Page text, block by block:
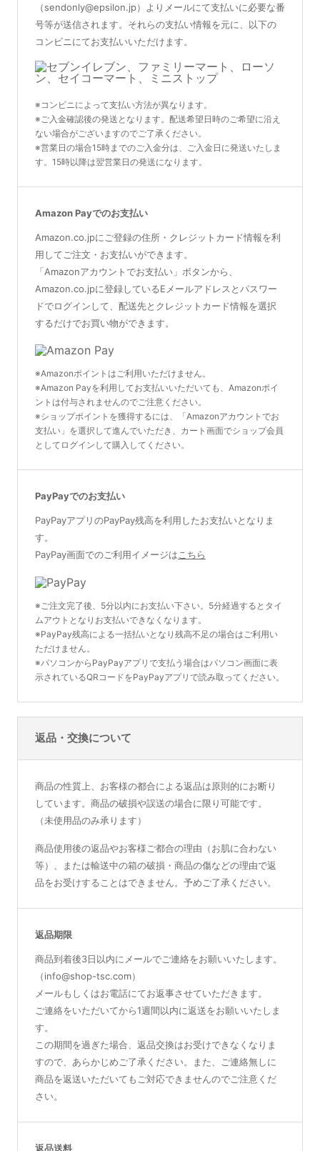
（sendonly@epsilon.jp）よりメールにて支払いに必要な番
号等が送信されます。それらの支払い情報を元に、以下の
コンビニにてお支払いいただけます。
※コンビニによって支払い方法が異なります。
※ご入金確認後の発送となります。配送希望日時のご希望に沿え
ない場合がございますのでご了承ください。
※営業日の場合15時までのご入金分は、ご入金日に発送いたしま
す。15時以降は翌営業日の発送になります。
Amazon Payでのお支払い
Amazon.co.jpにご登録の住所・クレジットカード情報を利
用してご注文・お支払いができます。
「Amazonアカウントでお支払い」ボタンから、
Amazon.co.jpに登録しているEメールアドレスとパスワー
ドでログインして、配送先とクレジットカード情報を選択
するだけでお買い物ができます。
※Amazonポイントはご利用いただけません。
※Amazon Payを利用してお支払いいただいても、Amazonポイ
ントは付与されませんのでご注意ください。
※ショップポイントを獲得するには、「Amazonアカウントでお
支払い」を選択して進んでいただき、カート画面でショップ会員
としてログインして購入してください。
PayPayでのお支払い
PayPayアプリのPayPay残高を利用したお支払いとなりま
す。
PayPay画面でのご利用イメージは こちら
※ご注文完了後、5分以内にお支払い下さい。5分経過するとタイ
ムアウトとなりお支払いできなくなります。
※PayPay残高による一括払いとなり残高不足の場合はご利用い
ただけません。
※パソコンからPayPayアプリで支払う場合はパソコン画面に表
示されているQRコードをPayPayアプリで読み取ってください。
返品・交換について
商品の性質上、お客様の都合による返品は原則的にお断り
しています。商品の破損や誤送の場合に限り可能です。
（未使用品のみ承ります）
商品使用後の返品やお客様ご都合の理由（お肌に合わない
等）、または輸送中の箱の破損・商品の傷などの理由で返
品をお受けすることはできません。予めご了承ください。
返品期限
商品到着後3日以内にメールでご連絡をお願いいたします。
（info@shop-tsc.com）
メールもしくはお電話にてお返事させていただきます。
ご連絡をいただいてから1週間以内に返送をお願いいたしま
す。
この期間を過ぎた場合、返品交換はお受けできなくなりま
すので、あらかじめご了承ください。また、ご連絡無しに
商品を返送いただいてもご対応できませんのでご注意くだ
さい。
返品送料